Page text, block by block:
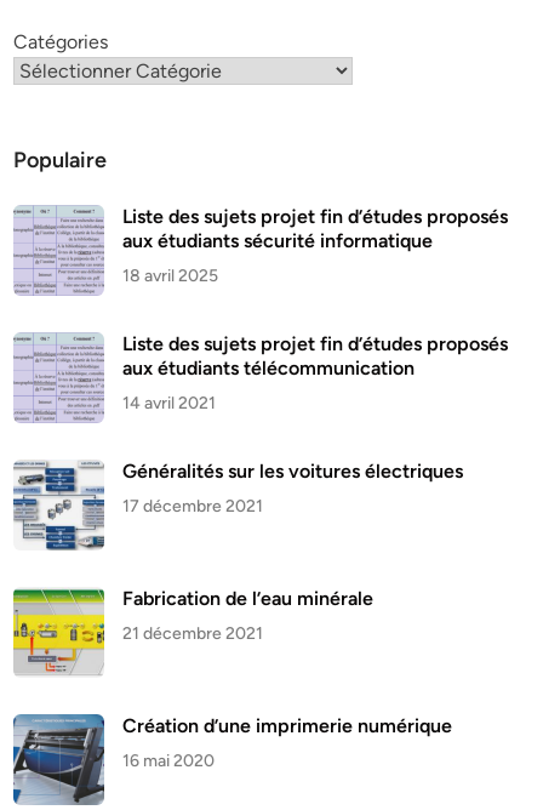
Catégories
Populaire
Liste des sujets projet fin d’études proposés
aux étudiants sécurité informatique
18 avril 2025
Liste des sujets projet fin d’études proposés
aux étudiants télécommunication
14 avril 2021
Généralités sur les voitures électriques
17 décembre 2021
Fabrication de l’eau minérale
21 décembre 2021
Création d’une imprimerie numérique
16 mai 2020